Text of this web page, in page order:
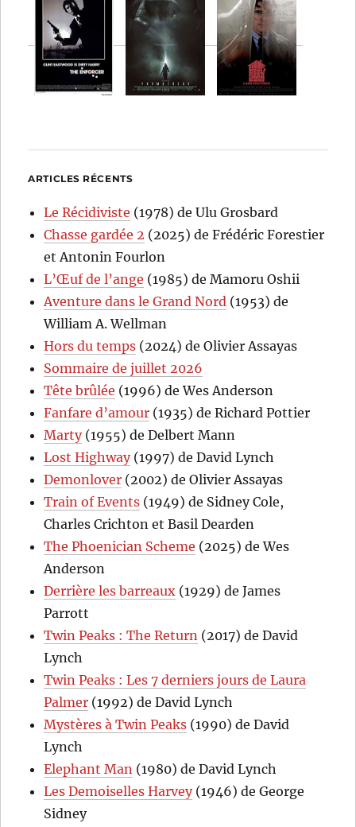
ARTICLES RÉCENTS
Le Récidiviste (1978) de Ulu Grosbard
Chasse gardée 2 (2025) de Frédéric Forestier
et Antonin Fourlon
L’Œuf de l’ange (1985) de Mamoru Oshii
Aventure dans le Grand Nord (1953) de
William A. Wellman
Hors du temps (2024) de Olivier Assayas
Sommaire de juillet 2026
Tête brûlée (1996) de Wes Anderson
Fanfare d’amour (1935) de Richard Pottier
Marty(1955) de Delbert Mann
Lost Highway(1997) de David Lynch
Demonlover (2002) de Olivier Assayas
Train of Events (1949) de Sidney Cole,
Charles Crichton et Basil Dearden
The Phoenician Scheme (2025) de Wes
Anderson
Derrière les barreaux (1929) de James
Parrott
Twin Peaks : The Return (2017) de David
Lynch
Twin Peaks : Les 7 derniers jours de Laura
Palmer (1992) de David Lynch
Mystères à Twin Peaks (1990) de David
Lynch
Elephant Man (1980) de David Lynch
Les Demoiselles Harvey(1946) de George
Sidney